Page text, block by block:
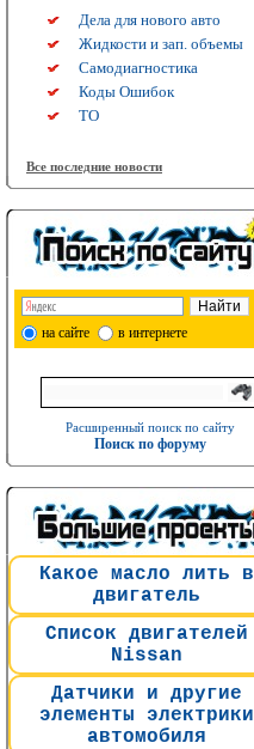
Дела для нового авто
Жидкости и зап. объемы
Самодиагностика
Коды Ошибок
ТО
Все последние новости
на сайте в интернете
Расширенный поиск по сайту
Поиск по форуму
Какое масло лить в
двигатель
Список двигателей
Nissan
Датчики и другие
элементы электрики
автомобиля